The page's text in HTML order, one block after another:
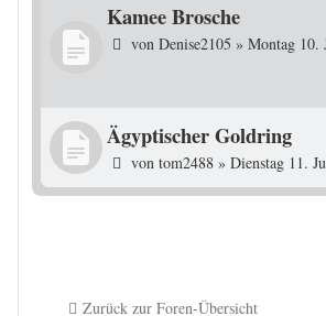
Kamee Brosche
von Denise2105 » Montag 10.
Ägyptischer Goldring
von tom2488 » Dienstag 11.
Zurück zur Foren-Übersicht